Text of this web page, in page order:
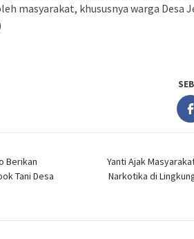
masyarakat, khususnya warga Desa
Berikan
Tani Desa
Yanti Ajak
Narkotika di